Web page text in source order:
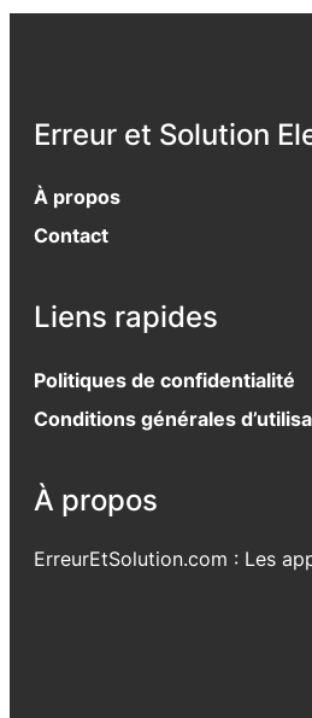
Erreur et Solution
À propos
Contact
Liens rapides
Politiques de confidentialité
Conditions générales
À propos
ErreurEtSolution.com : Les